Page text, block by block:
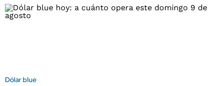
Dólar blue